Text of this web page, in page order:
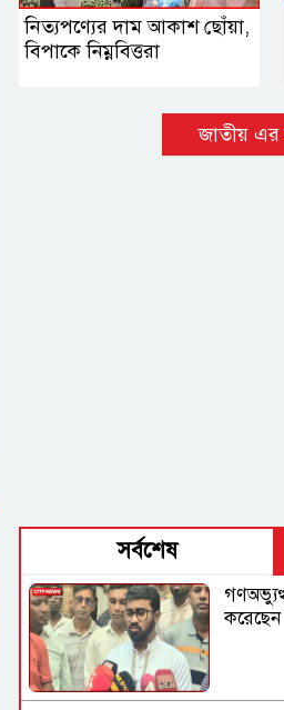
নিত্যপণ্যের দাম আকাশ ছোঁয়া,
বিপাকে নিম্নবিত্তরা
জাতীয়
সর্বশেষ